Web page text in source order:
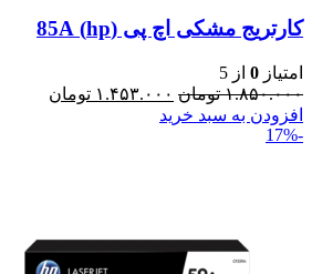
کارتریج مشکی اچ پی (hp) 85A
امتیاز 0 از 5
۱.۸۵۰.۰۰۰ تومان ۱.۴۵۳.۰۰۰ تومان
افزودن به سبد خرید
-17%